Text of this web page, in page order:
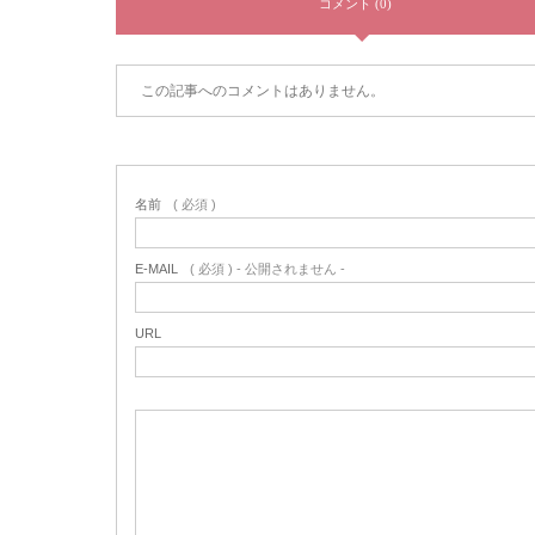
コメント (0)
この記事へのコメントはありません。
名前 ( 必須 )
E-MAIL ( 必須 ) - 公開されません -
URL